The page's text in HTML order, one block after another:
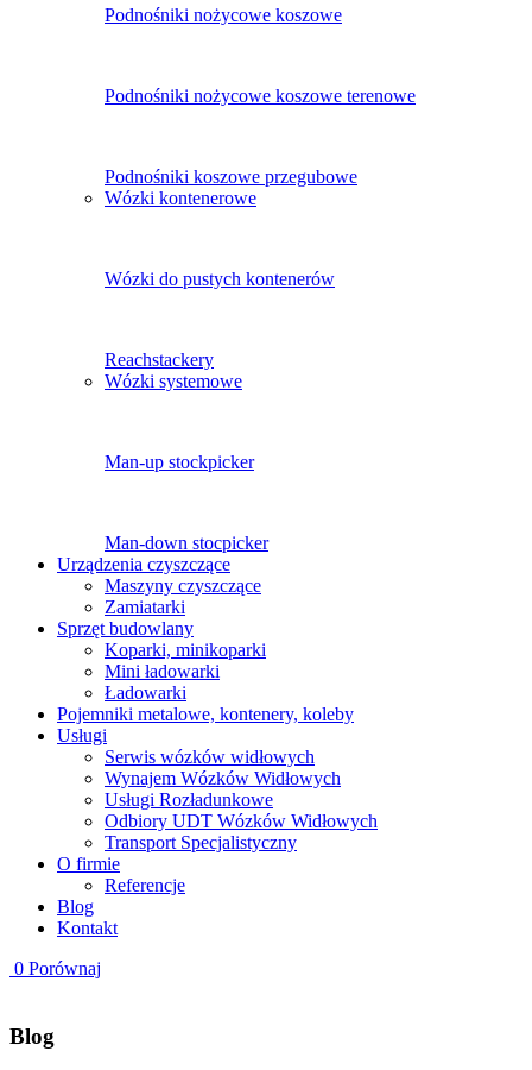
Podnośniki nożycowe koszowe
Podnośniki nożycowe koszowe terenowe
Podnośniki koszowe przegubowe
Wózki kontenerowe
Wózki do pustych kontenerów
Reachstackery
Wózki systemowe
Man-up stockpicker
Man-down stocpicker
Urządzenia czyszczące
Maszyny czyszczące
Zamiatarki
Sprzęt budowlany
Koparki, minikoparki
Mini ładowarki
Ładowarki
Pojemniki metalowe, kontenery, koleby
Usługi
Serwis wózków widłowych
Wynajem Wózków Widłowych
Usługi Rozładunkowe
Odbiory UDT Wózków Widłowych
Transport Specjalistyczny
O firmie
Referencje
Blog
Kontakt
0 Porównaj
Blog